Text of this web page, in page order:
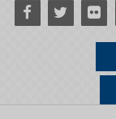
Facebook
Twitter Flickr